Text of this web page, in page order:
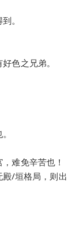
。
色之兄弟。
难免辛苦也！
/垣格局，则出